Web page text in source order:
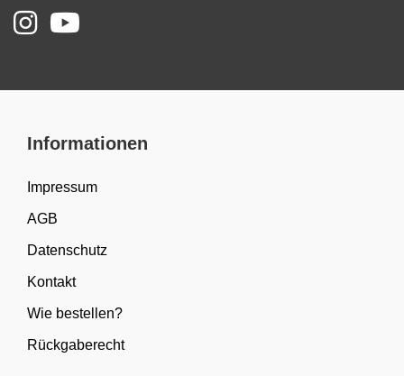
Informationen
Impressum
AGB
Datenschutz
Kontakt
Wie bestellen?
Rückgaberecht